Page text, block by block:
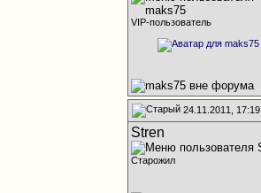
VIP-пользователь
24.11.2011, 17:19
Stren
Старожил